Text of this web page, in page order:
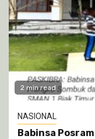
2 min read
NASIONAL
Babinsa